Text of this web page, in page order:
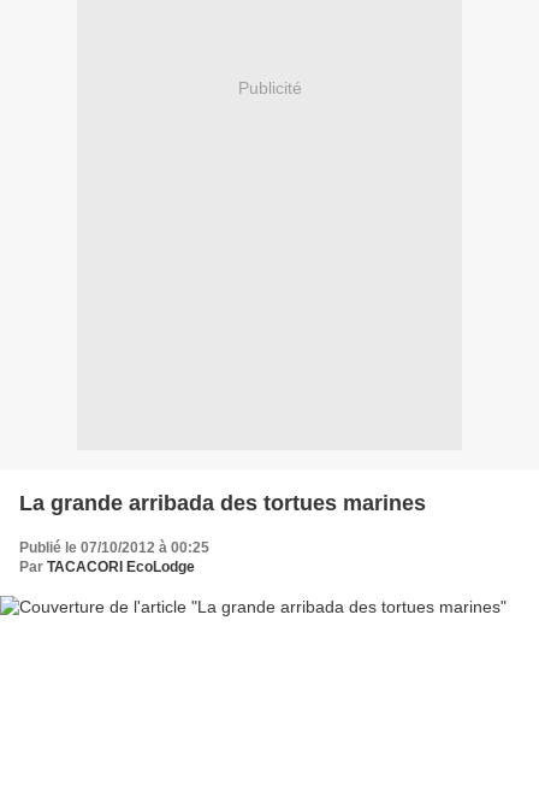
Publicité
La grande arribada des tortues marines
Publié le 07/10/2012 à 00:25
Par TACACORI EcoLodge